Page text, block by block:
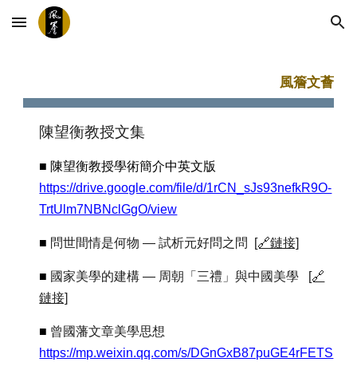
Skip to main content Skip to navigation
風簷文薈
陳望衡教授文集
■ 陳望衡教授學術簡介中英文版
https://drive.google.com/file/d/1rCN_sJs93nefkR9O-
TrtUlm7NBNclGgO/view
■ 問世間情是何物 — 試析元好問之問 [🔗鏈接]
■ 國家美學的建構 — 周朝「三禮」與中國美學
[🔗
鏈接]
■ 曾國藩文章美學思想
https://mp.weixin.qq.com/s/DGnGxB87puGE4rFETS